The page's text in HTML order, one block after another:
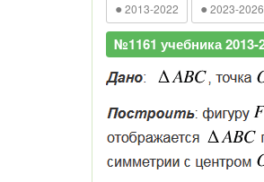
● 2013-2022 ● 2023-2026
№1161 учебника 2013-